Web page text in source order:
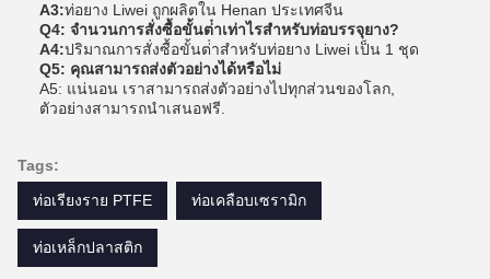
A3:ท่อยาง Liwei ถูกผลิตใน Henan ประเทศจีน
Q4: จํานวนการสั่งซื้อขั้นต่ําเท่าไรสําหรับท่อบรรจุยาง?
A4:ปริมาณการสั่งซื้อขั้นต่ําสําหรับท่อยาง Liwei เป็น 1 ชุด
Q5: คุณสามารถส่งตัวอย่างได้หรือไม่
A5: แน่นอน เราสามารถส่งตัวอย่างไปทุกส่วนของโลก,
ตัวอย่างสามารถนําเสนอฟรี.
Tags:
ท่อเรียงราย PTFE
ท่อเคลือบเซรามิก
ท่อเหล็กปลาสติก